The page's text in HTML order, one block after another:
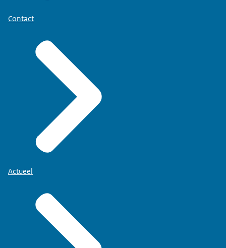
Contact
Actueel